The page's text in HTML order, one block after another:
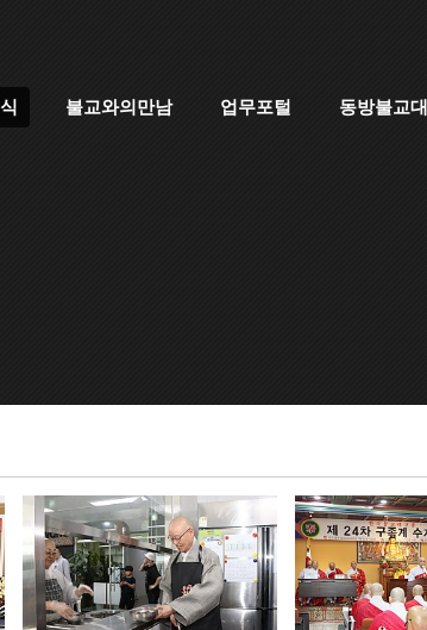
불교와의만남 업무포털 동방불교